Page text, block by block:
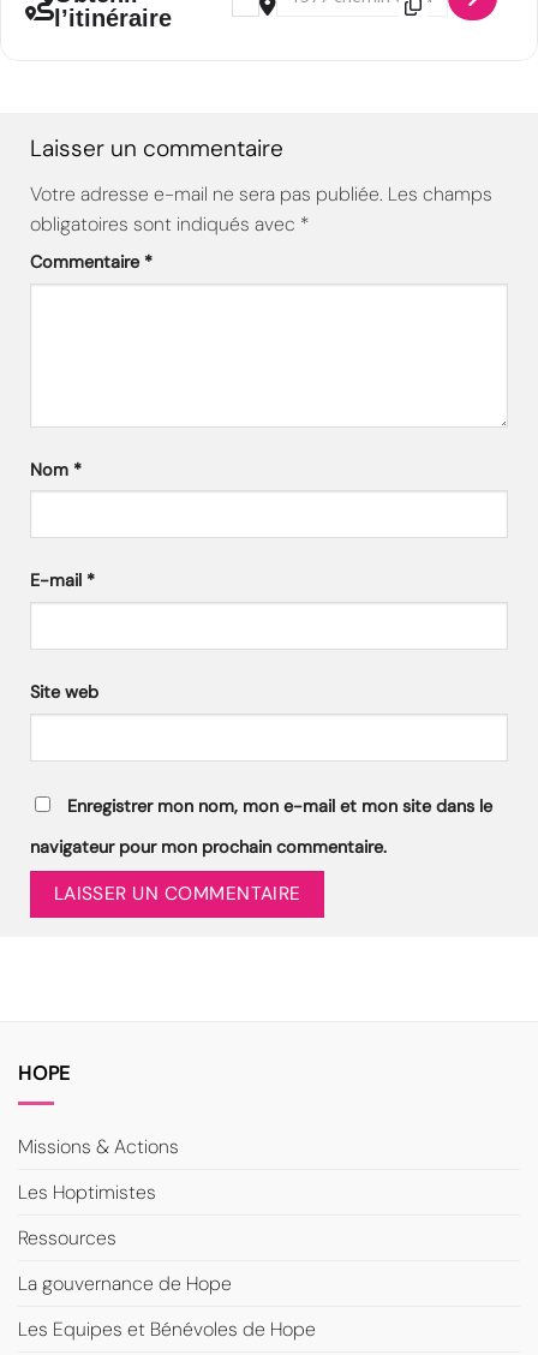
l’itinéraire
Laisser un commentaire
Votre adresse e-mail ne sera pas publiée. Les champs
obligatoires sont indiqués avec *
Commentaire *
Nom *
E-mail *
Site web
Enregistrer mon nom, mon e-mail et mon site dans le
navigateur pour mon prochain commentaire.
HOPE
Missions & Actions
Les Hoptimistes
Ressources
La gouvernance de Hope
Les Equipes et Bénévoles de Hope